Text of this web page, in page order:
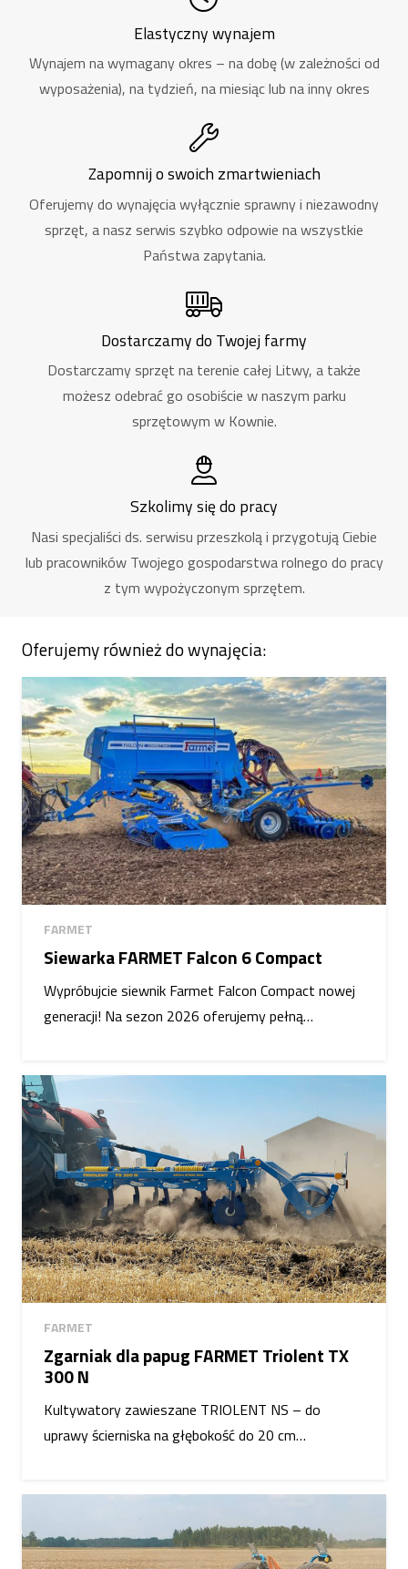
Elastyczny wynajem
Wynajem na wymagany okres – na dobę (w zależności od
wyposażenia), na tydzień, na miesiąc lub na inny okres
Zapomnij o swoich zmartwieniach
Oferujemy do wynajęcia wyłącznie sprawny i niezawodny
sprzęt, a nasz serwis szybko odpowie na wszystkie
Państwa zapytania.
Dostarczamy do Twojej farmy
Dostarczamy sprzęt na terenie całej Litwy, a także
możesz odebrać go osobiście w naszym parku
sprzętowym w Kownie.
Szkolimy się do pracy
Nasi specjaliści ds. serwisu przeszkolą i przygotują Ciebie
lub pracowników Twojego gospodarstwa rolnego do pracy
z tym wypożyczonym sprzętem.
Oferujemy również do wynajęcia:
FARMET
Siewarka FARMET Falcon 6 Compact
Wypróbujcie siewnik Farmet Falcon Compact nowej
generacji! Na sezon 2026 oferujemy pełną…
FARMET
Zgarniak dla papug FARMET Triolent TX
300 N
Kultywatory zawieszane TRIOLENT NS – do
uprawy ścierniska na głębokość do 20 cm…